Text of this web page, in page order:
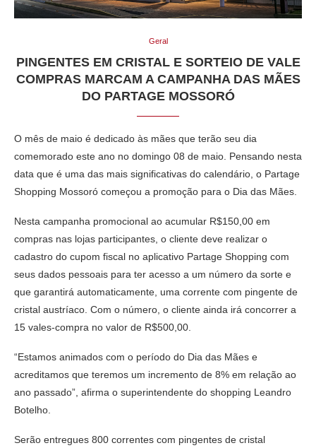
Geral
PINGENTES EM CRISTAL E SORTEIO DE VALE
COMPRAS MARCAM A CAMPANHA DAS MÃES
DO PARTAGE MOSSORÓ
O mês de maio é dedicado às mães que terão seu dia
comemorado este ano no domingo 08 de maio. Pensando nesta
data que é uma das mais significativas do calendário, o Partage
Shopping Mossoró começou a promoção para o Dia das Mães.
Nesta campanha promocional ao acumular R$150,00 em
compras nas lojas participantes, o cliente deve realizar o
cadastro do cupom fiscal no aplicativo Partage Shopping com
seus dados pessoais para ter acesso a um número da sorte e
que garantirá automaticamente, uma corrente com pingente de
cristal austríaco. Com o número, o cliente ainda irá concorrer a
15 vales-compra no valor de R$500,00.
“Estamos animados com o período do Dia das Mães e
acreditamos que teremos um incremento de 8% em relação ao
ano passado”, afirma o superintendente do shopping Leandro
Botelho.
Serão entregues 800 correntes com pingentes de cristal